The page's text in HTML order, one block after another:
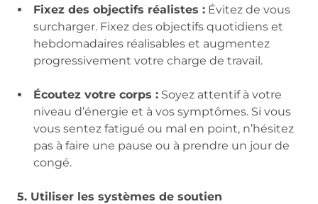
Fixez des objectifs réalistes : Évitez de vous
surcharger. Fixez des objectifs quotidiens et
hebdomadaires réalisables et augmentez
progressivement votre charge de travail.
Écoutez votre corps : Soyez attentif à votre
niveau d’énergie et à vos symptômes. Si vous
vous sentez fatigué ou mal en point, n’hésitez
pas à faire une pause ou à prendre un jour de
congé.
5. Utiliser les systèmes de soutien